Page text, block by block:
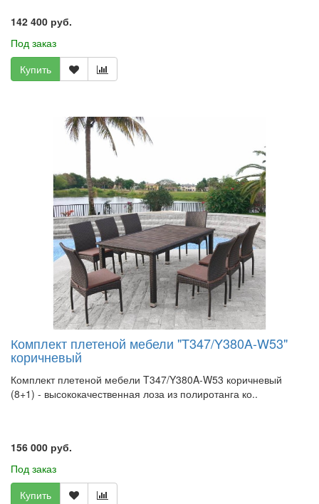
142 400 руб.
Под заказ
Купить
Комплект плетеной мебели "T347/Y380A-W53"
коричневый
Комплект плетеной мебели T347/Y380A-W53 коричневый
(8+1) - высококачественная лоза из полиротанга ко..
156 000 руб.
Под заказ
Купить